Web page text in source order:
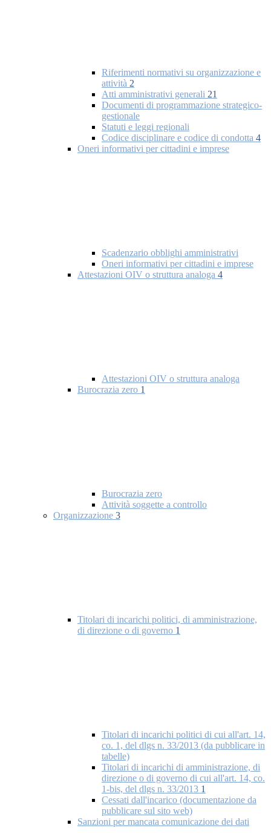
Riferimenti normativi su organizzazione e
attività 2
Atti amministrativi generali 21
Documenti di programmazione strategico-
gestionale
Statuti e leggi regionali
Codice disciplinare e codice di condotta 4
Oneri informativi per cittadini e imprese
Scadenzario obblighi amministrativi
Oneri informativi per cittadini e imprese
Attestazioni OIV o struttura analoga 4
Attestazioni OIV o struttura analoga
Burocrazia zero 1
Burocrazia zero
Attività soggette a controllo
Organizzazione 3
Titolari di incarichi politici, di amministrazione,
di direzione o di governo 1
Titolari di incarichi politici di cui all'art. 14,
co. 1, del dlgs n. 33/2013 (da pubblicare in
tabelle)
Titolari di incarichi di amministrazione, di
direzione o di governo di cui all'art. 14, co.
1-bis, del dlgs n. 33/2013 1
Cessati dall'incarico (documentazione da
pubblicare sul sito web)
Sanzioni per mancata comunicazione dei dati